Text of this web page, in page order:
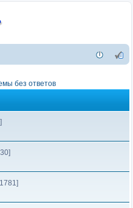
без ответов